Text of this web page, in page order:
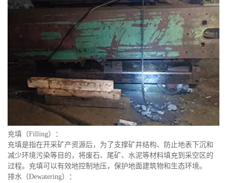
充填（Filling）：
充填是指在开采矿产资源后，为了支撑矿井结构、防止地表下沉和
减少环境污染等目的，将废石、尾矿、水泥等材料填充到采空区的
过程。充填可以有效地控制地压，保护地面建筑物和生态环境。
排水（Dewatering）：